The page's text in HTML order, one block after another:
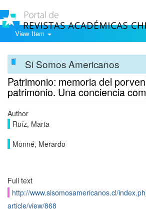
View Item
Si Somos Americanos
Patrimonio: memoria del
patrimonio. Una conciencia
Author
Ruíz, Marta
Monné, Merardo
Full text
http://www.sisomosamericanos.cl/
article/view/868